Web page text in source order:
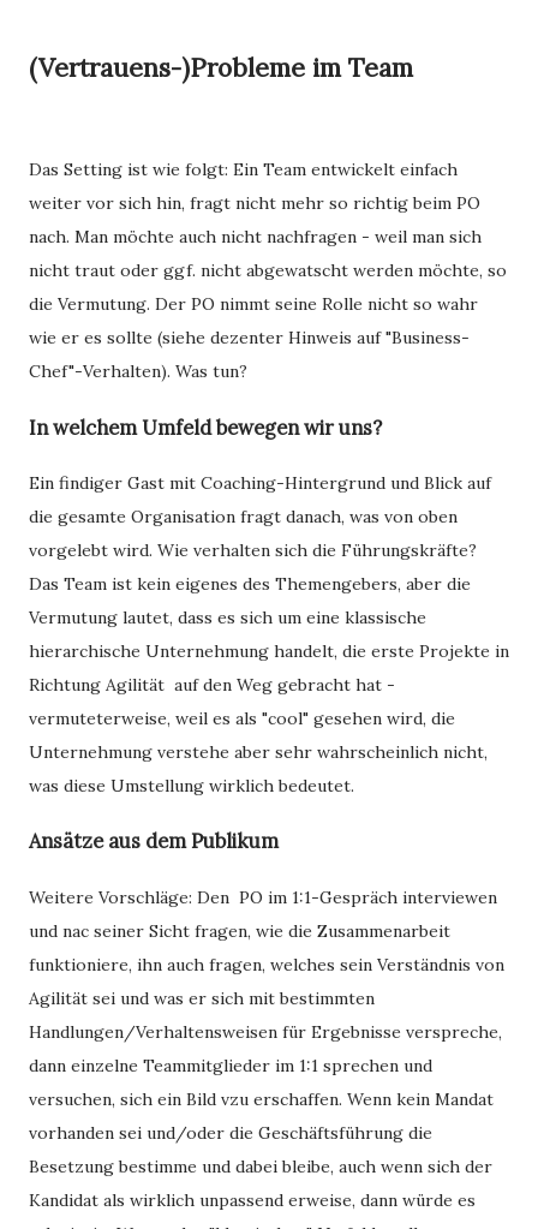
(Vertrauens-)Probleme im Team
Das Setting ist wie folgt: Ein Team entwickelt einfach
weiter vor sich hin, fragt nicht mehr so richtig beim PO
nach. Man möchte auch nicht nachfragen - weil man sich
nicht traut oder ggf. nicht abgewatscht werden möchte, so
die Vermutung. Der PO nimmt seine Rolle nicht so wahr
wie er es sollte (siehe dezenter Hinweis auf "Business-
Chef"-Verhalten). Was tun?
In welchem Umfeld bewegen wir uns?
Ein findiger Gast mit Coaching-Hintergrund und Blick auf
die gesamte Organisation fragt danach, was von oben
vorgelebt wird. Wie verhalten sich die Führungskräfte?
Das Team ist kein eigenes des Themengebers, aber die
Vermutung lautet, dass es sich um eine klassische
hierarchische Unternehmung handelt, die erste Projekte in
Richtung Agilität auf den Weg gebracht hat -
vermuteterweise, weil es als "cool" gesehen wird, die
Unternehmung verstehe aber sehr wahrscheinlich nicht,
was diese Umstellung wirklich bedeutet.
Ansätze aus dem Publikum
Weitere Vorschläge: Den PO im 1:1-Gespräch interviewen
und nac seiner Sicht fragen, wie die Zusammenarbeit
funktioniere, ihn auch fragen, welches sein Verständnis von
Agilität sei und was er sich mit bestimmten
Handlungen/Verhaltensweisen für Ergebnisse verspreche,
dann einzelne Teammitglieder im 1:1 sprechen und
versuchen, sich ein Bild vzu erschaffen. Wenn kein Mandat
vorhanden sei und/oder die Geschäftsführung die
Besetzung bestimme und dabei bleibe, auch wenn sich der
Kandidat als wirklich unpassend erweise, dann würde es